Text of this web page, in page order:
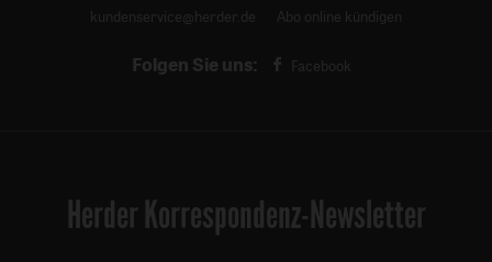
kundenservice@herder.de
Abo online kündigen
Folgen Sie uns: Facebook
Herder Korrespondenz-Newsletter